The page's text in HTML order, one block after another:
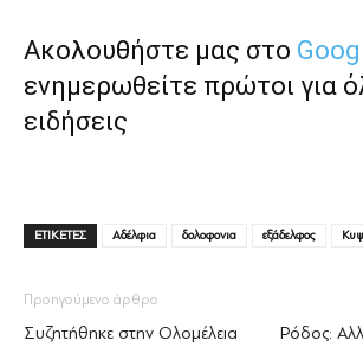
Ακολουθήστε μας στο
ενημερωθείτε πρώτοι για
ειδήσεις
ΕΤΙΚΕΤΕΣ Αδέλφια δολοφονια εξάδελφος
Προηγούμενο άρθρο
Συζητήθηκε στην Ολομέλεια
Ρόδος: